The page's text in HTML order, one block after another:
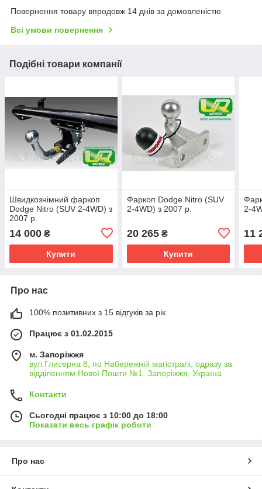
Повернення товару впродовж 14 днів за домовленістю
Всі умови повернення
Подібні товари компанії
Швидкознімний фаркоп
Dodge Nitro (SUV 2-4WD) з
2007 р.
14 000 ₴
Купити
Фаркоп Dodge Nitro (SUV
2-4WD) з 2007 р.
20 265₴
Купити
2-
11
Про нас
100% позитивних з 15 відгуків за рік
Працює з 01.02.2015
м. Запоріжжя
вул.Глисерна 8, по Набережній магістралі, одразу за
відділенням Нової Пошти №1, Запоріжжя, Україна
Контакти
Сьогодні працює з 10:00 до 18:00
Показати весь графік роботи
Про нас